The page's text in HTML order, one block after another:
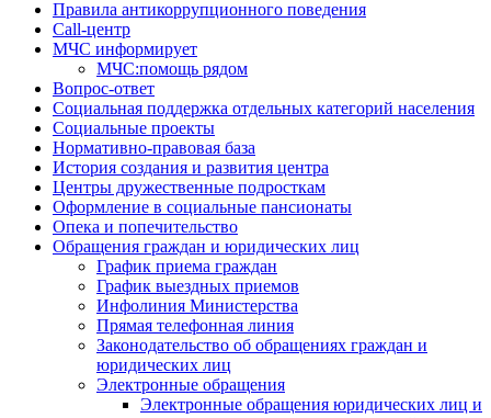
Правила антикоррупционного поведения
Call-центр
МЧС информирует
МЧС:помощь рядом
Вопрос-ответ
Социальная поддержка отдельных категорий населения
Социальные проекты
Нормативно-правовая база
История создания и развития центра
Центры дружественные подросткам
Оформление в социальные пансионаты
Опека и попечительство
Обращения граждан и юридических лиц
График приема граждан
График выездных приемов
Инфолиния Министерства
Прямая телефонная линия
Законодательство об обращениях граждан и
юридических лиц
Электронные обращения
Электронные обращения юридических лиц и